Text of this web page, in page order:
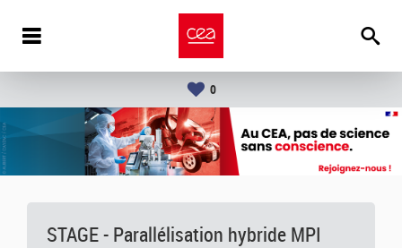
0
STAGE - Parallélisation hybride MPI